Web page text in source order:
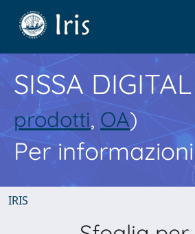
SISSA
prodotti, OA)
Per
IRIS